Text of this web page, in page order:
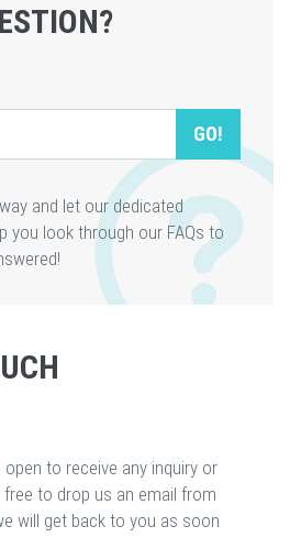
GO!
and let our dedicated
you look through our FAQs to
open to receive any inquiry or
free to drop us an email from
will get back to you as soon